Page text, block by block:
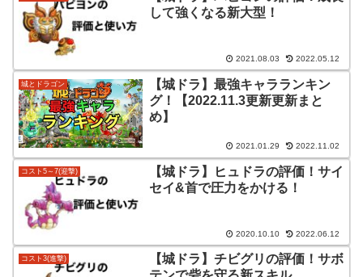
して強くなる新大型！
2021.08.03 2022.05.12
城とドラゴン
【城ドラ】最強キャラランキン
グ！【2022.11.3更新更新まと
め】
2021.01.29 2022.11.02
コスト5～7(迎撃)
【城ドラ】ヒュドラの評価！サイ
セイ&首で圧力をかける！
2020.10.10 2022.06.12
コスト3(進撃)
【城ドラ】チビグリの評価！サボ